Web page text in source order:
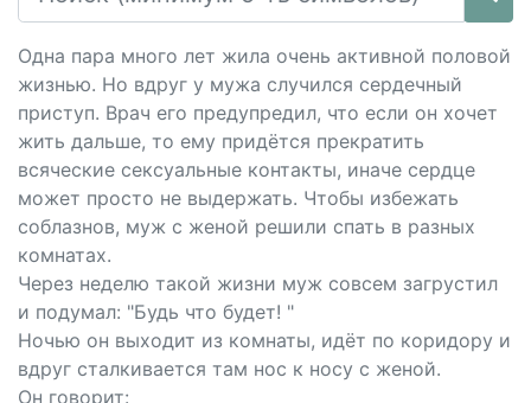
Одна пара много лет жила очень активной половой
жизнью. Но вдруг у мужа случился сердечный
приступ. Врач его предупредил, что если он хочет
жить дальше, то ему придётся прекратить
всяческие ceксуальные контакты, иначе сердце
может просто не выдержать. Чтобы избежать
соблазнов, муж с женой решили спать в разных
комнатах.
Через неделю такой жизни муж совсем загрустил
и подумал: "Будь что будет! "
Ночью он выходит из комнаты, идёт по коридору и
вдруг сталкивается там нос к носу с женой.
Он говорит: